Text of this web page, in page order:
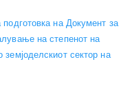
подготовка на Документ за
на степенот на
земјоделскиот сектор на